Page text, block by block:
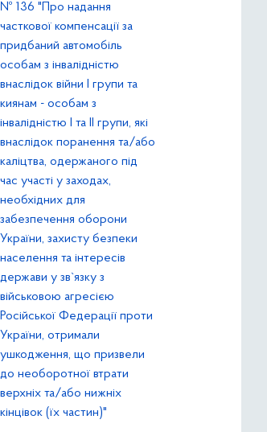
№ 136 "Про надання
часткової компенсації за
придбаний автомобіль
особам з інвалідністю
внаслідок війни І групи та
киянам - особам з
інвалідністю І та ІІ групи, які
внаслідок поранення та/або
каліцтва, одержаного під
час участі у заходах,
необхідних для
забезпечення оборони
України, захисту безпеки
населення та інтересів
держави у зв`язку з
військовою агресією
Російської Федерації проти
України, отримали
ушкодження, що призвели
до необоротної втрати
верхніх та/або нижніх
кінцівок (їх частин)"